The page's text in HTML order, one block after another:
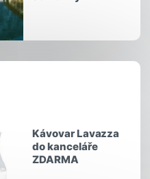
Kávovar Lavazza
do kanceláře
ZDARMA